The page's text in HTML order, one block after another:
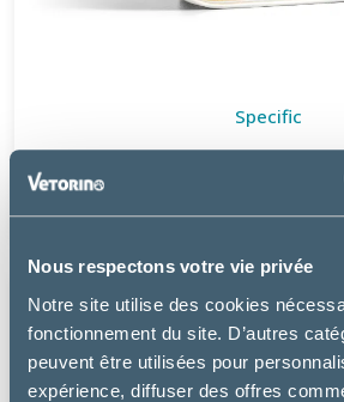
Nous respectons votre vie privée
Notre site utilise des cookies
fonctionnement du site. D’autres
peuvent être utilisées pour
expérience, diffuser des offres
Specific
12.99 €